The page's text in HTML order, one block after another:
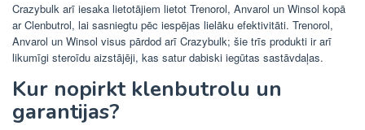
Crazybulk arī iesaka lietotājiem lietot Trenorol, Anvarol un Winsol kopā
ar Clenbutrol, lai sasniegtu pēc iespējas lielāku efektivitāti. Trenorol,
Anvarol un Winsol visus pārdod arī Crazybulk; šie trīs produkti ir arī
likumīgi steroīdu aizstājēji, kas satur dabiski iegūtas sastāvdaļas.
Kur nopirkt klenbutrolu un
garantijas?